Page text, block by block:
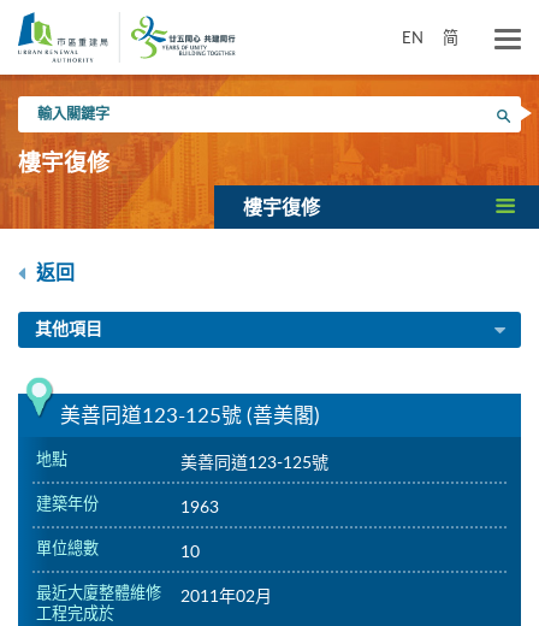
內
EN 简
入
關
鍵
搜尋
樓宇復修
樓宇復修
返回
其他項目
美善同道123-125號 (善美閣)
地點 美善同道123-125號
建築年份 1963
單位總數 10
最近大廈整體維修
工程完成於
2011年02月